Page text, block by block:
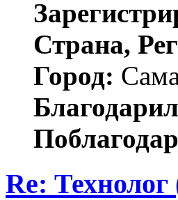
Страна,
Город:
Re: